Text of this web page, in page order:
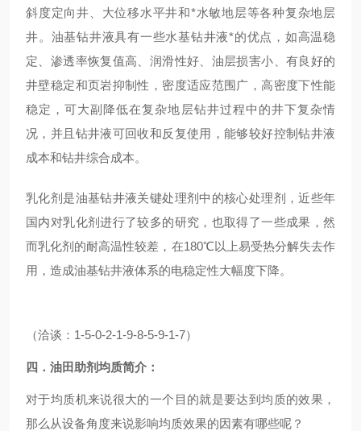
斜度定向井、大位移水平井和*水敏地层等各种复杂地层
井。油基钻井液具有一些水基钻井液*的优点，如高温稳
定、渗透率恢复值高、润滑性好、油层损害小、有良好的
井壁稳定和页岩抑制性，密度适应范围广，高密度下性能
稳定，可大副降低在复杂地层钻井过程中的井下复杂情
况，并且钻井液可回收和反复使用，能够较好控制钻井液
成本和钻井综合成本。
乳化剂是油基钻井液关键处理剂中的核心处理剂，近些年
国内对乳化剂进行了较多的研究，也取得了一些成果，然
而乳化剂的耐高温性较差，在180℃以上易受热分解失去作
用，造成油基钻井液体系的电稳定性大幅度下降。
（洽谈：1-5-0-2-1-9-8-5-9-1-7）
四．油田助剂均质简介 ：
对于均质机来说很大的一个目的就是要达到均质的效果，
那么从设备角度来说影响均质效果的因素有哪些呢？